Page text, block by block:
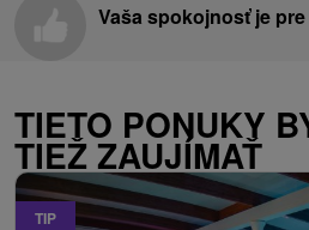
Vaša spokojnosť je
TIETO PONUKY
TIEŽ ZAUJÍMAŤ
TIP